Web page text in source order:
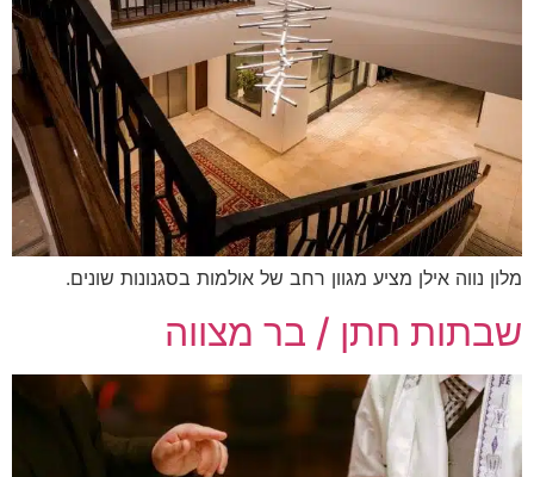
מלון נווה אילן מציע מגוון רחב של אולמות בסגנונות שונים.
שבתות חתן / בר מצווה